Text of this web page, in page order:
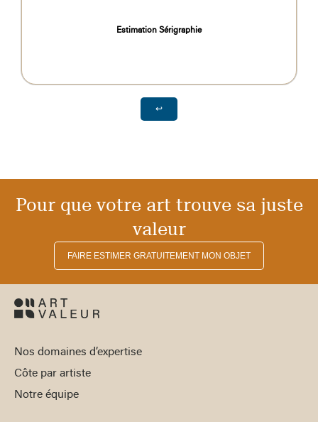
Estimation Sérigraphie
↩
Pour que votre art trouve sa juste
valeur
FAIRE ESTIMER GRATUITEMENT MON OBJET
Nos domaines d’expertise
Côte par artiste
Notre équipe